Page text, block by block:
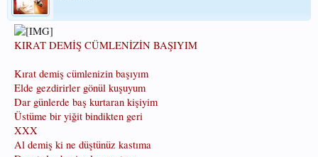
KIRAT DEMİŞ CÜMLENİZİN BAŞIYIM
Kırat demiş cümlenizin başıyım
Elde gezdirirler gönül kuşuyum
Dar günlerde baş kurtaran kişiyim
Üstüme bir yiğit bindikten geri
XXX
Al demiş ki ne düştünüz kastıma